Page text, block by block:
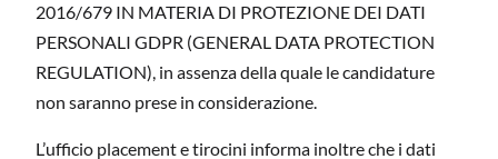
2016/679 IN MATERIA DI PROTEZIONE DEI DATI
PERSONALI GDPR (GENERAL DATA PROTECTION
REGULATION), in assenza della quale le candidature
non saranno prese in considerazione.
L’ufficio placement e tirocini informa inoltre che i dati